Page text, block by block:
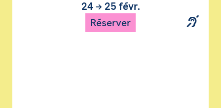
24→ 25 févr.
Réserver